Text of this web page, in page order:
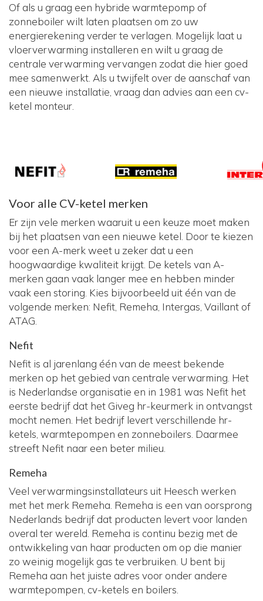
Of als u graag een hybride warmtepomp of
zonneboiler wilt laten plaatsen om zo uw
energierekening verder te verlagen. Mogelijk laat u
vloerverwarming installeren en wilt u graag de
centrale verwarming vervangen zodat die hier goed
mee samenwerkt. Als u twijfelt over de aanschaf van
een nieuwe installatie, vraag dan advies aan een cv-
ketel monteur.
Voor alle CV-ketel merken
Er zijn vele merken waaruit u een keuze moet maken
bij het plaatsen van een nieuwe ketel. Door te kiezen
voor een A-merk weet u zeker dat u een
hoogwaardige kwaliteit krijgt. De ketels van A-
merken gaan vaak langer mee en hebben minder
vaak een storing. Kies bijvoorbeeld uit één van de
volgende merken: Nefit, Remeha, Intergas, Vaillant of
ATAG.
Nefit
Nefit is al jarenlang één van de meest bekende
merken op het gebied van centrale verwarming. Het
is Nederlandse organisatie en in 1981 was Nefit het
eerste bedrijf dat het Giveg hr-keurmerk in ontvangst
mocht nemen. Het bedrijf levert verschillende hr-
ketels, warmtepompen en zonneboilers. Daarmee
streeft Nefit naar een beter milieu.
Remeha
Veel verwarmingsinstallateurs uit Heesch werken
met het merk Remeha. Remeha is een van oorsprong
Nederlands bedrijf dat producten levert voor landen
overal ter wereld. Remeha is continu bezig met de
ontwikkeling van haar producten om op die manier
zo weinig mogelijk gas te verbruiken. U bent bij
Remeha aan het juiste adres voor onder andere
warmtepompen, cv-ketels en boilers.